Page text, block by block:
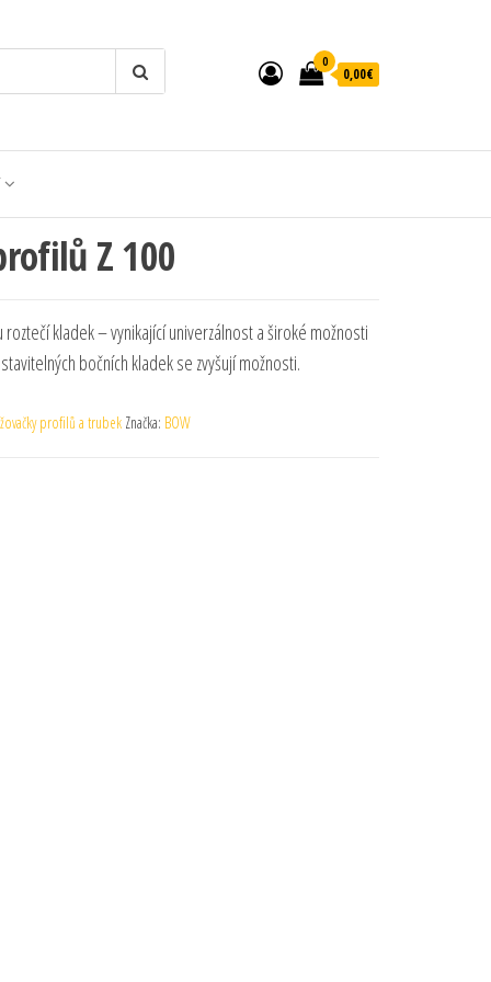
0
0,00€
Z 100
kladek – vynikající univerzálnost a široké možnosti
bočních kladek se zvyšují možnosti.
profilů a trubek Značka: BOW